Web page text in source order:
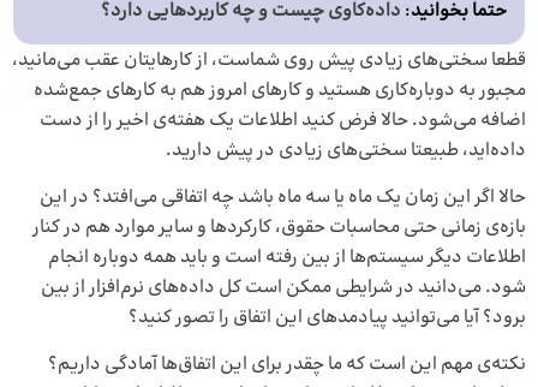
حتما بخوانید: داده‌کاوی چیست و چه کاربردهایی دارد؟
قطعا سختی‌های زیادی پیش روی شماست، از کارهایتان عقب می‌مانید،
مجبور به دوباره‌کاری هستید و کارهای امروز هم به کارهای جمع‌شده
اضافه می‌شود. حالا فرض کنید اطلاعات یک هفته‌ی اخیر را از دست
داده‌اید، طبیعتا سختی‌های زیادی در پیش دارید.
حالا اگر این زمان یک ماه یا سه ماه باشد چه اتفاقی می‌افتد؟ در این
بازه‌ی زمانی حتی محاسبات حقوق، کارکردها و سایر موارد هم در کنار
اطلاعات دیگر سیستم‌ها از بین رفته است و باید همه دوباره انجام
شود. می‌دانید در شرایطی ممکن است کل داده‌های نرم‌افزار از بین
برود؟ آیا می‌توانید پیادمدهای این اتفاق را تصور کنید؟
نکته‌ی مهم این است که ما چقدر برای این اتفاق‌ها آمادگی داریم؟